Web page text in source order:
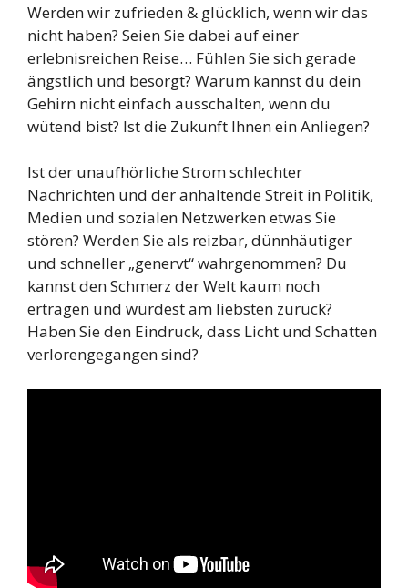
Werden wir zufrieden & glücklich, wenn wir das
nicht haben? Seien Sie dabei auf einer
erlebnisreichen Reise… Fühlen Sie sich gerade
ängstlich und besorgt? Warum kannst du dein
Gehirn nicht einfach ausschalten, wenn du
wütend bist? Ist die Zukunft Ihnen ein Anliegen?
Ist der unaufhörliche Strom schlechter
Nachrichten und der anhaltende Streit in Politik,
Medien und sozialen Netzwerken etwas Sie
stören? Werden Sie als reizbar, dünnhäutiger
und schneller „genervt“ wahrgenommen? Du
kannst den Schmerz der Welt kaum noch
ertragen und würdest am liebsten zurück?
Haben Sie den Eindruck, dass Licht und Schatten
verlorengegangen sind?